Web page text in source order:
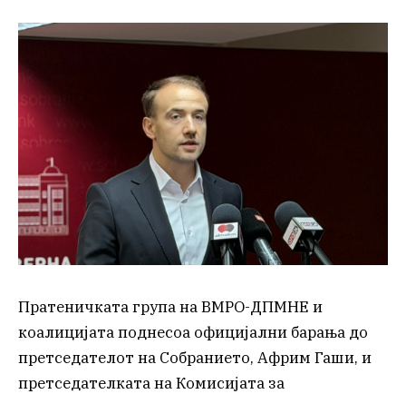
Пратеничката група на ВМРО-ДПМНЕ и
коалицијата поднесоа официјални барања до
претседателот на Собранието, Африм Гаши, и
претседателката на Комисијата за